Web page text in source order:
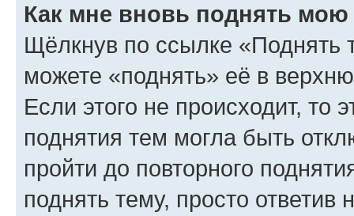
Как мне вновь поднять мою
Щёлкнув по ссылке «Поднять
можете «поднять» её в
Если этого не происходит, то
поднятия тем могла быть
пройти до повторного
поднять тему, просто ответив